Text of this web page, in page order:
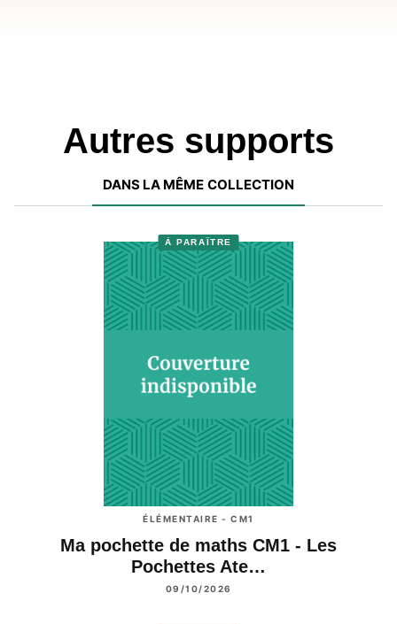
Autres supports
DANS LA MÊME COLLECTION
À PARAÎTRE
ÉLÉMENTAIRE - CM1
Ma pochette de maths CM1 - Les
Pochettes Ate…
09/10/2026